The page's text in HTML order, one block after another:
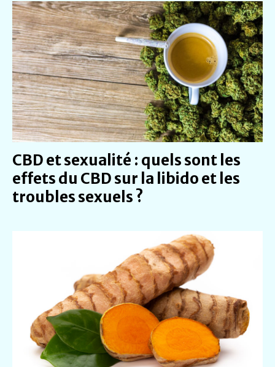
CBD et sexualité : quels sont les
effets du CBD sur la libido et les
troubles sexuels ?